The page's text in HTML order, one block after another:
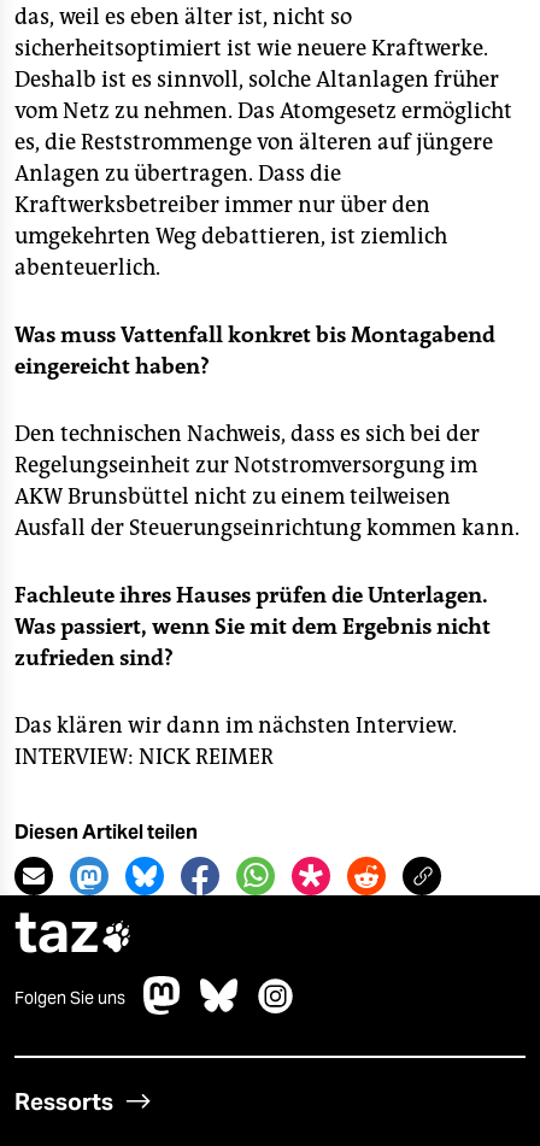
das, weil es eben älter ist, nicht so
sicherheitsoptimiert ist wie neuere Kraftwerke.
Deshalb ist es sinnvoll, solche Altanlagen früher
vom Netz zu nehmen. Das Atomgesetz ermöglicht
es, die Reststrommenge von älteren auf jüngere
Anlagen zu übertragen. Dass die
Kraftwerksbetreiber immer nur über den
umgekehrten Weg debattieren, ist ziemlich
abenteuerlich.
Was muss Vattenfall konkret bis Montagabend
eingereicht haben?
Den technischen Nachweis, dass es sich bei der
Regelungseinheit zur Notstromversorgung im
AKW Brunsbüttel nicht zu einem teilweisen
Ausfall der Steuerungseinrichtung kommen kann.
Fachleute ihres Hauses prüfen die Unterlagen.
Was passiert, wenn Sie mit dem Ergebnis nicht
zufrieden sind?
Das klären wir dann im nächsten Interview.
INTERVIEW: NICK REIMER
Diesen Artikel teilen
taz
Folgen Sie uns
Ressorts